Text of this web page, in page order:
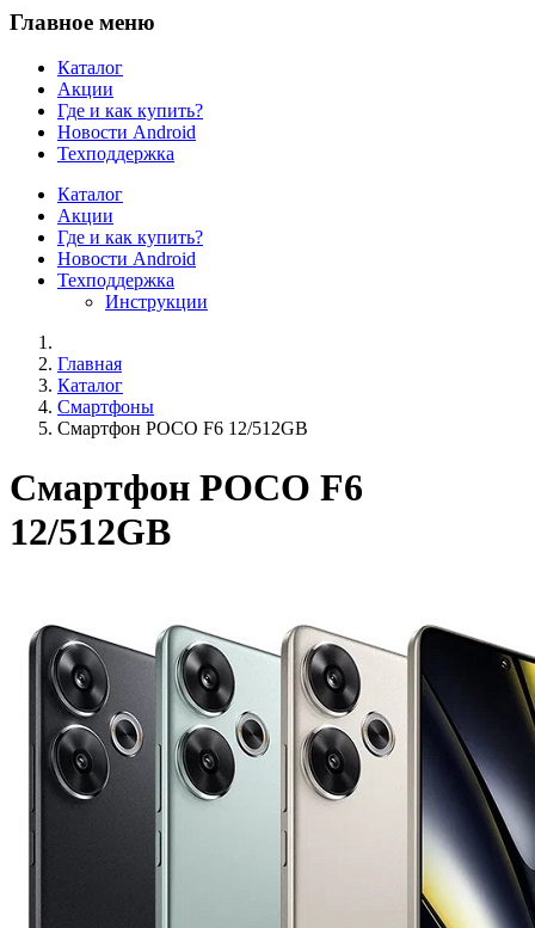
Главное меню
Каталог
Акции
Где и как купить?
Новости Android
Техподдержка
Каталог
Акции
Где и как купить?
Новости Android
Техподдержка
Инструкции
Главная
Каталог
Смартфоны
Смартфон POCO F6 12/512GB
Смартфон POCO F6
12/512GB